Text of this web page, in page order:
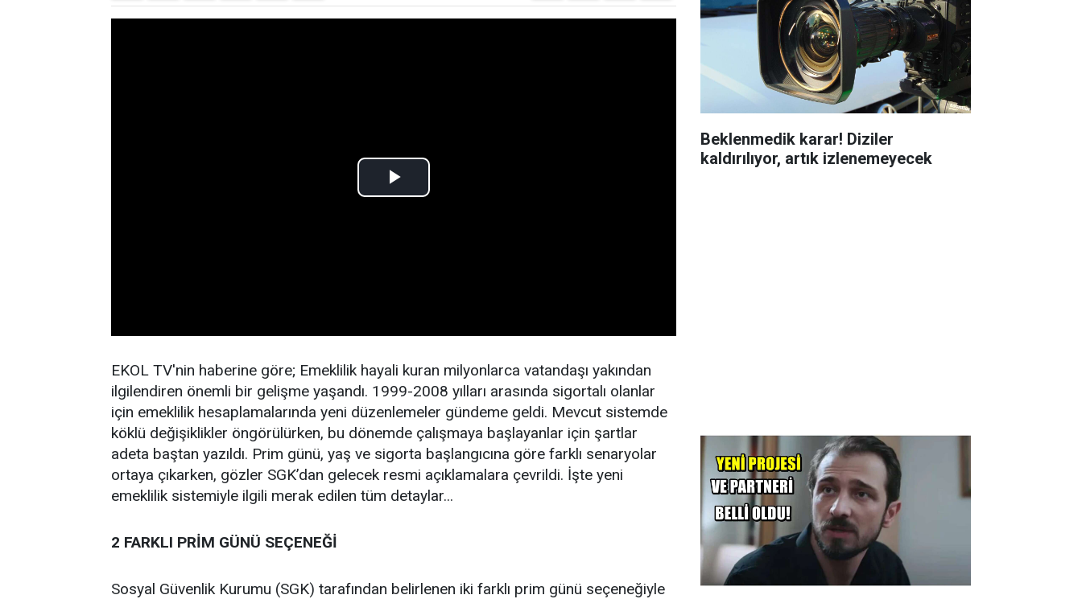
EKOL TV'nin haberine göre; Emeklilik hayali kuran milyonlarca vatandaşı yakından
ilgilendiren önemli bir gelişme yaşandı. 1999-2008 yılları arasında sigortalı olanlar
için emeklilik hesaplamalarında yeni düzenlemeler gündeme geldi. Mevcut sistemde
köklü değişiklikler öngörülürken, bu dönemde çalışmaya başlayanlar için şartlar
adeta baştan yazıldı. Prim günü, yaş ve sigorta başlangıcına göre farklı senaryolar
ortaya çıkarken, gözler SGK’dan gelecek resmi açıklamalara çevrildi. İşte yeni
emeklilik sistemiyle ilgili merak edilen tüm detaylar...
2 FARKLI PRİM GÜNÜ SEÇENEĞİ
Sosyal Güvenlik Kurumu (SGK) tarafından belirlenen iki farklı prim günü seçeneğiyle
Beklenmedik karar! Diziler
kaldırılıyor, artık izlenemeyecek